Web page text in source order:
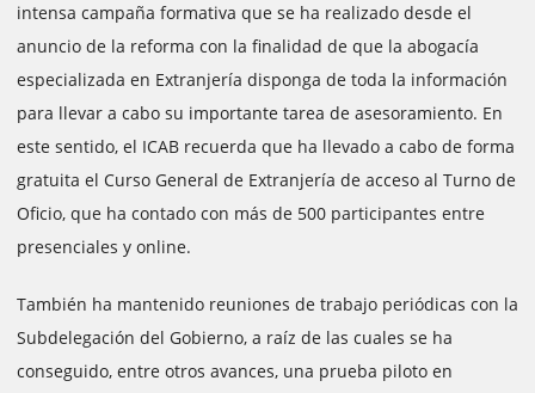
intensa campaña formativa que se ha realizado desde el
anuncio de la reforma con la finalidad de que la abogacía
especializada en Extranjería disponga de toda la información
para llevar a cabo su importante tarea de asesoramiento. En
este sentido, el ICAB recuerda que ha llevado a cabo de forma
gratuita el Curso General de Extranjería de acceso al Turno de
Oficio, que ha contado con más de 500 participantes entre
presenciales y online.
También ha mantenido reuniones de trabajo periódicas con la
Subdelegación del Gobierno, a raíz de las cuales se ha
conseguido, entre otros avances, una prueba piloto en